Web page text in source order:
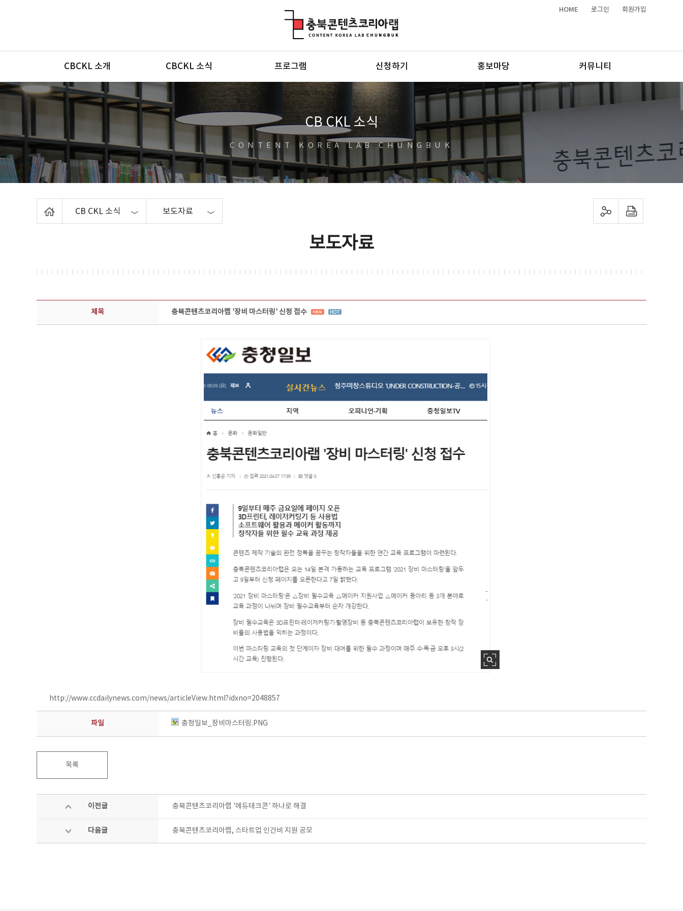
HOME 로그인 회원가입
메뉴
CBCKL 소개 CBCKL 소식 프로그램 신청하기 홍보마당 커뮤니티
CB CKL 소식
CONTENT KOREA LAB CHUNGBUK
CB CKL 소식 보도자료 sns 공유하기 프린트하기
보도자료
보도자료 상세보기 - 제목, 담당부서, 담당자, 담당연락처, 내용, 첨부파일 정보 제공
제목 충북콘텐츠코리아랩 '장비 마스터링' 신청 접수
http://www.ccdailynews.com/news/articleView.html?idxno=2048857
파일 충청일보_장비마스터링.PNG
목록
이전글 충북콘텐츠코리아랩 '에듀테크콘' 하나로 해결
다음글 충북콘텐츠코리아랩, 스타트업 인건비 지원 공모